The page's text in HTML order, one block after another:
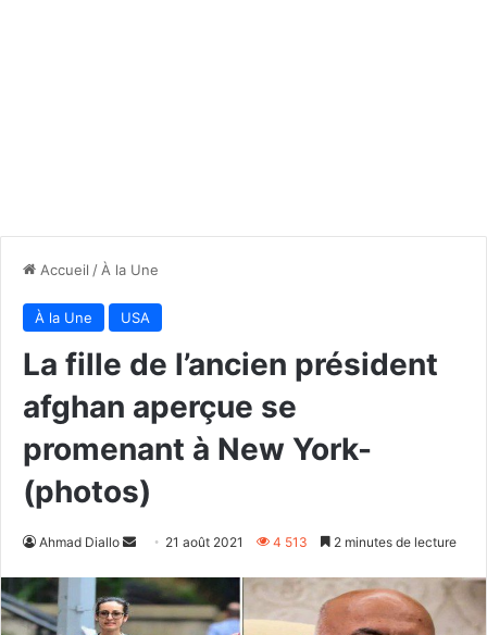
Accueil / À la Une
À la Une USA
La fille de l’ancien président
afghan aperçue se
promenant à New York-
(photos)
Ahmad Diallo
Envoyer
courriel
21 août 2021 4 513 2 minutes de lecture